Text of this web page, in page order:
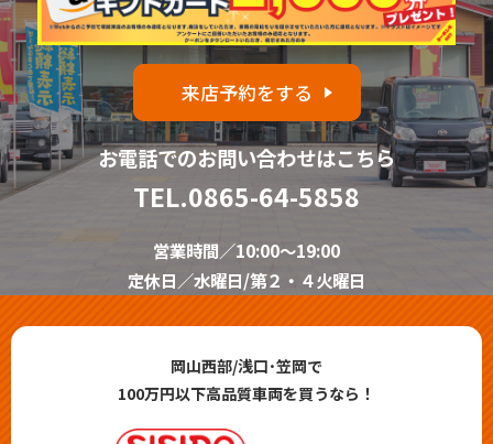
来店予約をする
お電話でのお問い合わせはこちら
TEL.0865-64-5858
営業時間／10:00～19:00
定休日／水曜日/第２・４火曜日
岡山西部/浅口･笠岡で
100万円以下高品質車両を買うなら！